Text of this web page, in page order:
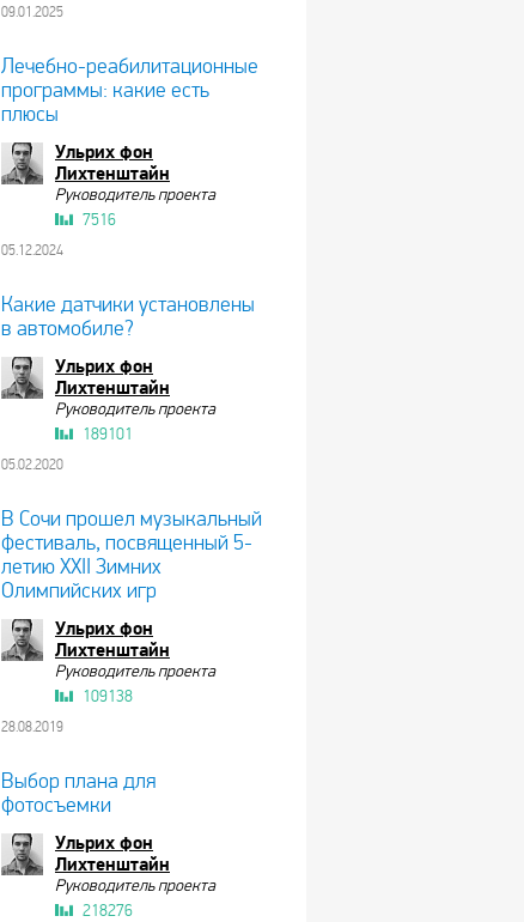
09.01.2025
Лечебно-реабилитационные
программы: какие есть
плюсы
Ульрих фон
Лихтенштайн
Руководитель проекта
7516
05.12.2024
Какие датчики установлены
в автомобиле?
Ульрих фон
Лихтенштайн
Руководитель проекта
189101
05.02.2020
В Сочи прошел музыкальный
фестиваль, посвященный 5-
летию XXII Зимних
Олимпийских игр
Ульрих фон
Лихтенштайн
Руководитель проекта
109138
28.08.2019
Выбор плана для
фотосъемки
Ульрих фон
Лихтенштайн
Руководитель проекта
218276